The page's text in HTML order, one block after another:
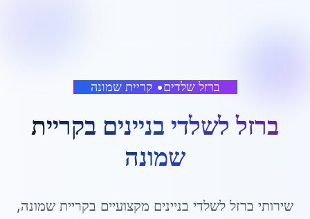
ברזל שלדים• קריית שמונה
ברזל לשלדי בניינים בקריית
שמונה
שירותי ברזל לשלדי בניינים מקצועיים בקריית שמונה,